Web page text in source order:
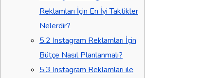
Reklamları İçin En İyi Taktikler
Nelerdir?
5.2 Instagram Reklamları İçin
Bütçe Nasıl Planlanmalı?
5.3 Instagram Reklamları ile